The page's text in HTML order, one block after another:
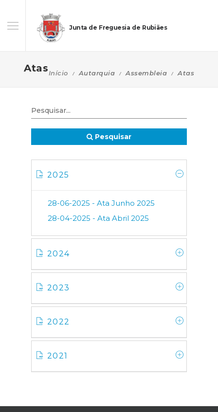
Junta de Freguesia de Rubiães
AtasInício Autarquia Assembleia Atas
Pesquisar
2025
28-06-2025 - Ata Junho 2025
28-04-2025 - Ata Abril 2025
2024
2023
2022
2021